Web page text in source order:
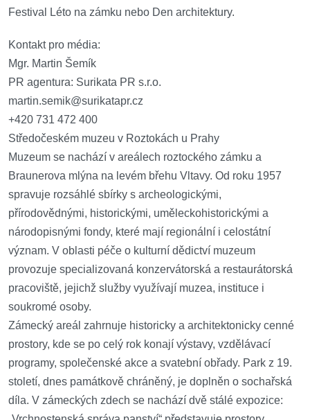
Festival Léto na zámku nebo Den architektury.
Kontakt pro média:
Mgr. Martin Šemík
PR agentura: Surikata PR s.r.o.
martin.semik@surikatapr.cz
+420 731 472 400
Středočeském muzeu v Roztokách u Prahy
Muzeum se nachází v areálech roztockého zámku a
Braunerova mlýna na levém břehu Vltavy. Od roku 1957
spravuje rozsáhlé sbírky s archeologickými,
přírodovědnými, historickými, uměleckohistorickými a
národopisnými fondy, které mají regionální i celostátní
význam. V oblasti péče o kulturní dědictví muzeum
provozuje specializovaná konzervátorská a restaurátorská
pracoviště, jejichž služby využívají muzea, instituce i
soukromé osoby.
Zámecký areál zahrnuje historicky a architektonicky cenné
prostory, kde se po celý rok konají výstavy, vzdělávací
programy, společenské akce a svatební obřady. Park z 19.
století, dnes památkově chráněný, je doplněn o sochařská
díla. V zámeckých zdech se nachází dvě stálé expozice: